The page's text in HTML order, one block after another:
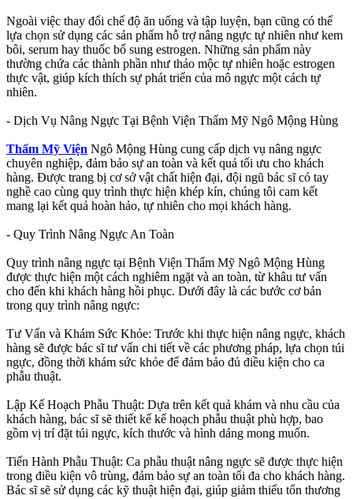
Ngoài việc thay đổi chế độ ăn uống và tập luyện, bạn cũng có thể
lựa chọn sử dụng các sản phẩm hỗ trợ nâng ngực tự nhiên như kem
bôi, serum hay thuốc bổ sung estrogen. Những sản phẩm này
thường chứa các thành phần như thảo mộc tự nhiên hoặc estrogen
thực vật, giúp kích thích sự phát triển của mô ngực một cách tự
nhiên.
- Dịch Vụ Nâng Ngực Tại Bệnh Viện Thẩm Mỹ Ngô Mộng Hùng
Thẩm Mỹ Viện Ngô Mộng Hùng cung cấp dịch vụ nâng ngực
chuyên nghiệp, đảm bảo sự an toàn và kết quả tối ưu cho khách
hàng. Được trang bị cơ sở vật chất hiện đại, đội ngũ bác sĩ có tay
nghề cao cùng quy trình thực hiện khép kín, chúng tôi cam kết
mang lại kết quả hoàn hảo, tự nhiên cho mọi khách hàng.
- Quy Trình Nâng Ngực An Toàn
Quy trình nâng ngực tại Bệnh Viện Thẩm Mỹ Ngô Mộng Hùng
được thực hiện một cách nghiêm ngặt và an toàn, từ khâu tư vấn
cho đến khi khách hàng hồi phục. Dưới đây là các bước cơ bản
trong quy trình nâng ngực:
Tư Vấn và Khám Sức Khỏe: Trước khi thực hiện nâng ngực, khách
hàng sẽ được bác sĩ tư vấn chi tiết về các phương pháp, lựa chọn túi
ngực, đồng thời khám sức khỏe để đảm bảo đủ điều kiện cho ca
phẫu thuật.
Lập Kế Hoạch Phẫu Thuật: Dựa trên kết quả khám và nhu cầu của
khách hàng, bác sĩ sẽ thiết kế kế hoạch phẫu thuật phù hợp, bao
gồm vị trí đặt túi ngực, kích thước và hình dáng mong muốn.
Tiến Hành Phẫu Thuật: Ca phẫu thuật nâng ngực sẽ được thực hiện
trong điều kiện vô trùng, đảm bảo sự an toàn tối đa cho khách hàng.
Bác sĩ sẽ sử dụng các kỹ thuật hiện đại, giúp giảm thiểu tổn thương